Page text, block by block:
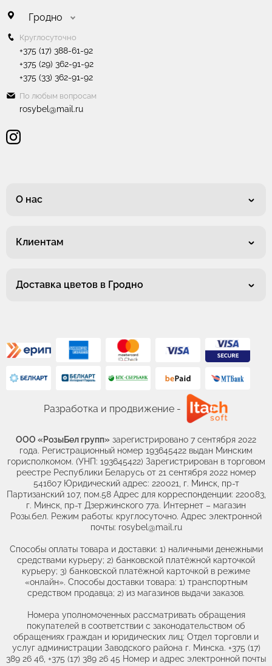
Гродно
Круглосуточно
+375 (17) 388-61-92
+375 (29) 362-91-92
+375 (33) 362-91-92
По любым вопросам
rosybel@mail.ru
О нас
Клиентам
Доставка цветов в Гродно
Разработка и продвижение -
ООО «РозыБел групп» зарегистрировано 7 сентября 2022
года. Регистрационный номер 193645422 выдан Минским
горисполкомом. (УНП: 193645422) Зарегистрирован в торговом
реестре Республики Беларусь от 21 сентября 2022 номер
541607 Юридический адрес: 220021, г. Минск, пр-т
Партизанский 107, пом.58 Адрес для корреспонденции: 220083,
г. Минск, пр-т Дзержинского 77а. Интернет – магазин
Розы.бел. Режим работы: круглосуточно. Адрес электронной
почты: rosybel@mail.ru
Способы оплаты товара и доставки: 1) наличными денежными
средствами курьеру; 2) банковской платёжной карточкой
курьеру; 3) банковской платёжной карточкой в режиме
«онлайн». Способы доставки товара: 1) транспортным
средством продавца; 2) из магазинов выдачи заказов.
Номера уполномоченных рассматривать обращения
покупателей в соответствии с законодательством об
обращениях граждан и юридических лиц: Отдел торговли и
услуг администрации Заводского района г. Минска. +375 (17)
389 26 46, +375 (17) 389 26 45 Номер и адрес электронной почты